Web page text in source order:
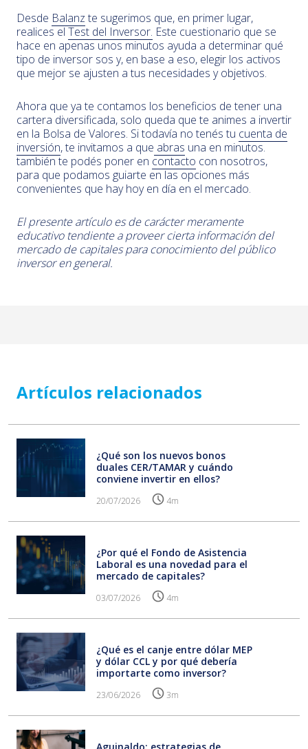
Desde Balanz te sugerimos que, en primer lugar,
realices el Test del Inversor. Este cuestionario que se
hace en apenas unos minutos ayuda a determinar qué
tipo de inversor sos y, en base a eso, elegir los activos
que mejor se ajusten a tus necesidades y objetivos.
Ahora que ya te contamos los beneficios de tener una
cartera diversificada, solo queda que te animes a invertir
en la Bolsa de Valores. Si todavía no tenés tu cuenta de
inversión, te invitamos a que abras una en minutos.
también te podés poner en contacto con nosotros,
para que podamos guiarte en las opciones más
convenientes que hay hoy en día en el mercado.
El presente artículo es de carácter meramente
educativo tendiente a proveer cierta información del
mercado de capitales para conocimiento del público
inversor en general.
Artículos relacionados
¿Qué son los nuevos bonos
duales CER/TAMAR y cuándo
conviene invertir en ellos?
20/07/2026 4m
¿Por qué el Fondo de Asistencia
Laboral es una novedad para el
mercado de capitales?
03/07/2026 4m
¿Qué es el canje entre dólar MEP
y dólar CCL y por qué debería
importarte como inversor?
23/06/2026 3m